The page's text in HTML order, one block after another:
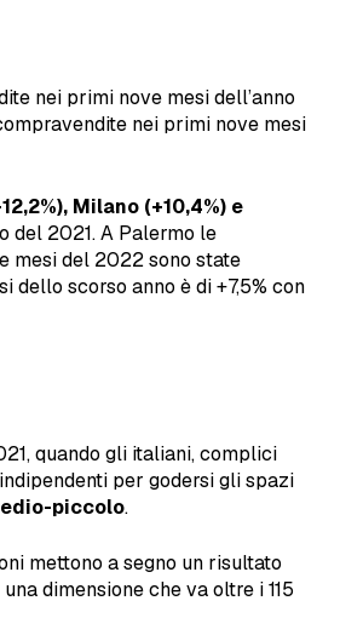
nei primi nove mesi dell’anno
nei primi nove mesi
Milano (+10,4%) e
del 2021. A Palermo le
mesi del 2022 sono state
scorso anno è di +7,5% con
quando gli italiani, complici
per godersi gli spazi
piccolo.
mettono a segno un risultato
dimensione che va oltre i 115